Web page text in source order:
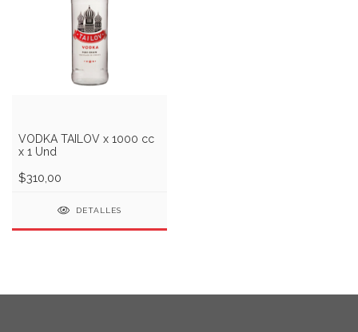
VODKA TAILOV x 1000 cc
x 1 Und
$310,00
DETALLES